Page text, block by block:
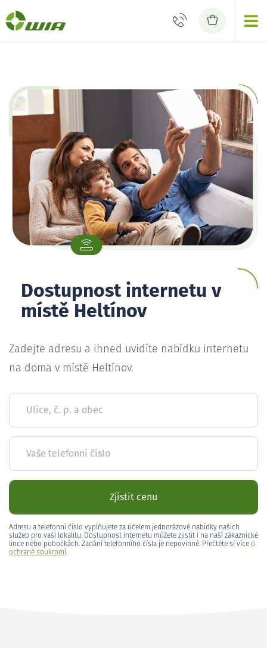
Dostupnost internetu v
místě Heltínov
Zadejte adresu a ihned uvidíte nabídku internetu
na doma v místě Heltínov.
Ulice, č. p. a obec
Vaše telefonní číslo
Zjistit cenu
Adresu a telefonní číslo vyplňujete za účelem jednorázové nabídky našich
služeb pro vaši lokalitu. Dostupnost internetu můžete zjistit i na naší zákaznické
lince nebo pobočkách. Zadání telefonního čísla je nepovinné. Přečtěte si více o
ochraně soukromí.